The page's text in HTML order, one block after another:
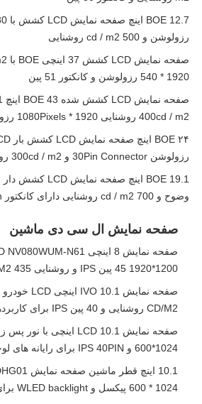
رزولوشن و 500 cd / m2 روشنایی
1920 * 540 رزولوشن و کانکتور 51 پین
400cd / m2 روشنایی 1920 * 1080Pixels رزولوشن و کانکتور 51 پین
رزولوشن 30Pin Connector و 300cd / m2 روشنایی
وضوح و 700 cd / m2 روشنایی دارای کانکتور 30Pin
صفحه نمایش ال سی دی ماشین
1200*1920 45 پین IPS و روشنایی 435 CD/M2 برای رایانه های لوحی
CD/M2 روشنایی و 40 پین IPS برای کاربردهای خودرو
1024*600 و IPS 40PIN برای رایانه های لوحی
1024 * 600 پیکسل و WLED backlight برای کاربردهای خودرو